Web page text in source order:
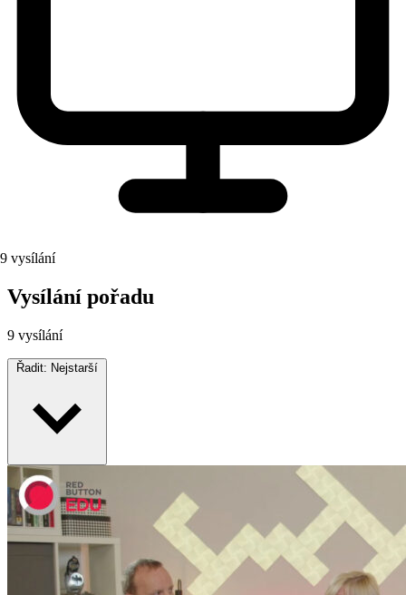
9 vysílání
Vysílání pořadu
9 vysílání
Řadit: Nejstarší